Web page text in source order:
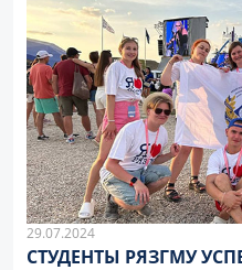
29.07.2024
СТУДЕНТЫ РЯЗГМУ